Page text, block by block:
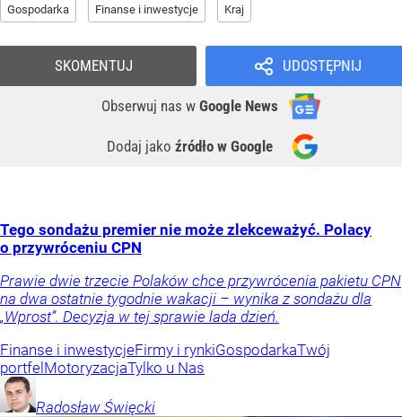
Gospodarka Finanse i inwestycje Kraj
UDOSTĘPNIJ
Obserwuj nas w Google News
Dodaj jako źródło w Google
SKOMENTUJ
Tego sondażu premier nie może zlekceważyć. Polacy
o przywróceniu CPN
Prawie dwie trzecie Polaków chce przywrócenia pakietu CPN
na dwa ostatnie tygodnie wakacji – wynika z sondażu dla
„Wprost”. Decyzja w tej sprawie lada dzień.
Finanse i inwestycjeFirmy i rynkiGospodarkaTwój
portfelMotoryzacjaTylko u Nas
Radosław Święcki